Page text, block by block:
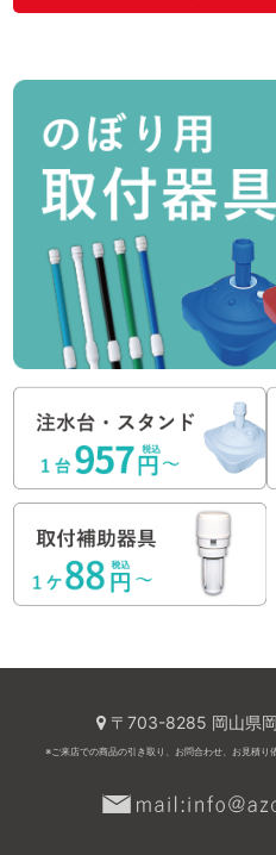
〒703-8285 岡山県
※ご来店での商品の引き取り、お問合わせ、お見積り